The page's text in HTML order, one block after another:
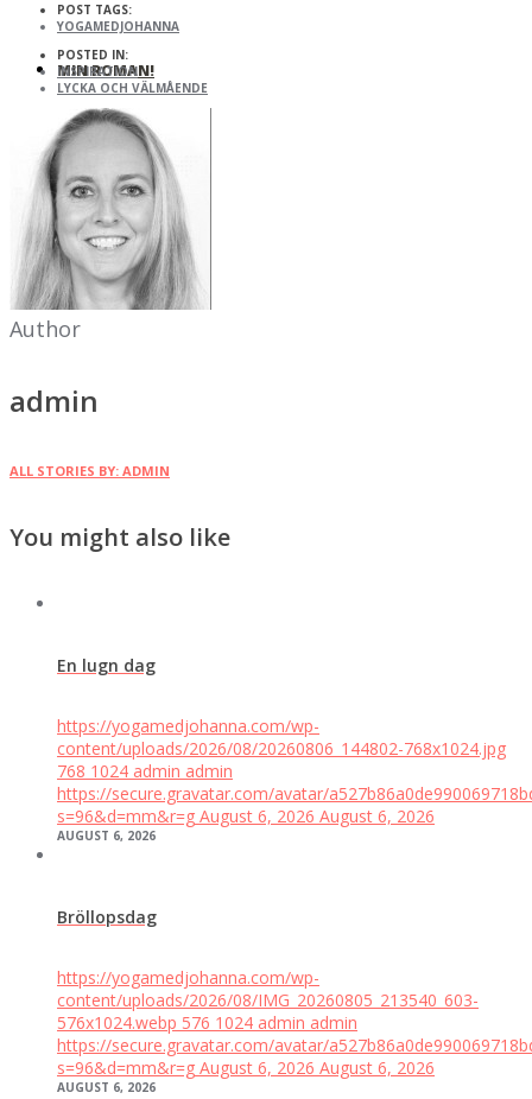
MIN ROMAN!
POST TAGS:
YOGAMEDJOHANNA
POSTED IN:
INSPIRATION
LYCKA OCH VÄLMÅENDE
Author
admin
ALL STORIES BY: ADMIN
You might also like
En lugn dag
https://yogamedjohanna.com/wp-
content/uploads/2026/08/20260806_144802-768x1024.jpg
768 1024 admin admin
https://secure.gravatar.com/avatar/
s=96&d=mm&r=g August 6, 2026 August 6, 2026
AUGUST 6, 2026
Bröllopsdag
https://yogamedjohanna.com/wp-
content/uploads/2026/08/IMG_20260805_213540_603-
576x1024.webp 576 1024 admin admin
https://secure.gravatar.com/avatar/
s=96&d=mm&r=g August 6, 2026 August 6, 2026
AUGUST 6, 2026